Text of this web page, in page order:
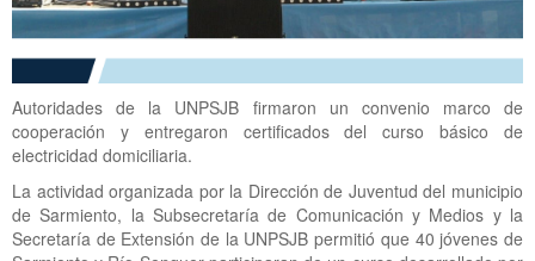
Autoridades de la UNPSJB firmaron un convenio marco de
cooperación y entregaron certificados del curso básico de
electricidad domiciliaria.
La actividad organizada por la Dirección de Juventud del municipio
de Sarmiento, la Subsecretaría de Comunicación y Medios y la
Secretaría de Extensión de la UNPSJB permitió que 40 jóvenes de